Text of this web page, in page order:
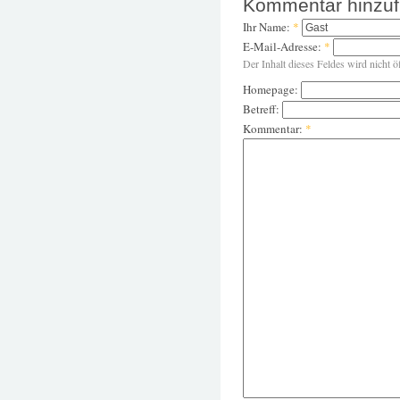
Kommentar
Ihr Name: *
E-Mail-Adresse: *
Der Inhalt dieses Feldes wird nicht
Homepage:
Betreff:
Kommentar: *